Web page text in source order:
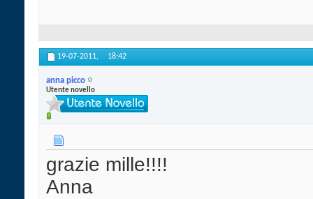
19-07-2011, 18:42
anna picco
Utente novello
grazie mille!!!!
Anna